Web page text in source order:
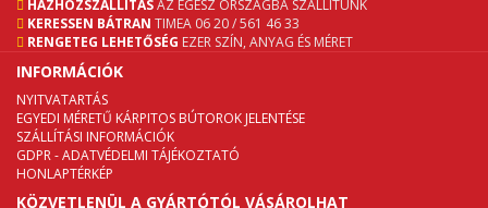
HÁZHOZSZÁLLÍTÁSAZ EGÉSZ ORSZÁGBA SZÁLLÍTUNK
KERESSEN BÁTRAN TIMEA 06 20 / 561 46 33
RENGETEG LEHETŐSÉG EZER SZÍN, ANYAG ÉS MÉRET
INFORMÁCIÓK
NYITVATARTÁS
EGYEDI MÉRETŰ KÁRPITOS BÚTOROK JELENTÉSE
SZÁLLÍTÁSI INFORMÁCIÓK
GDPR - ADATVÉDELMI TÁJÉKOZTATÓ
HONLAPTÉRKÉP
KÖZVETLENÜL A GYÁRTÓTÓL VÁSÁROLHAT